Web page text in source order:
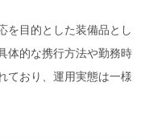
を目的とした装備品とし
体的な携行方法や勤務時
ており、運用実態は一様